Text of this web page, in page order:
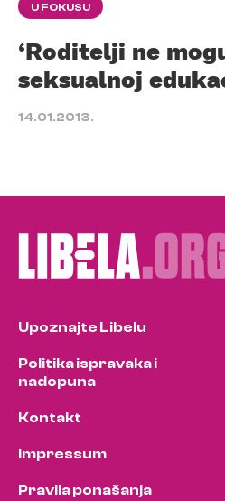
U FOKUSU
‘Roditelji ne
seksualnoj
14.01.2013.
Upoznajte Libelu
Politika ispravaka i
nadopuna
Kontakt
Impressum
Pravila ponašanja